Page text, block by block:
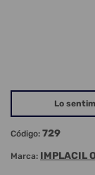
Lo
Código: 729
Marca: IMPLACIL